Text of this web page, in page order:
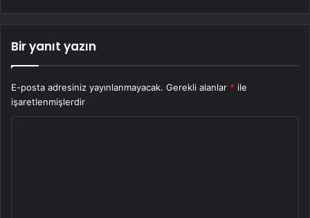
Bir yanıt yazın
E-posta adresiniz yayınlanmayacak. Gerekli alanlar * ile
işaretlenmişlerdir